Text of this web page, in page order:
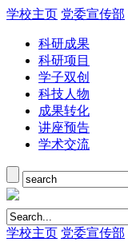
学校主页 党委宣传部
科研成果
科研项目
学子双创
科技人物
成果转化
讲座预告
学术交流
学校主页 党委宣传部